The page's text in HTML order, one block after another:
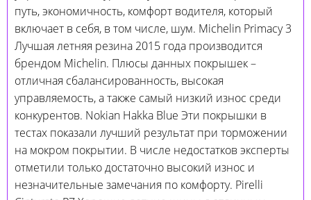
путь, экономичность, комфорт водителя, который
включает в себя, в том числе, шум. Michelin Primacy 3
Лучшая летняя резина 2015 года производится
брендом Michelin. Плюсы данных покрышек –
отличная сбалансированность, высокая
управляемость, а также самый низкий износ среди
конкурентов. Nokian Hakka Blue Эти покрышки в
тестах показали лучший результат при торможении
на мокром покрытии. В числе недостатков эксперты
отметили только достаточно высокий износ и
незначительные замечания по комфорту. Pirelli